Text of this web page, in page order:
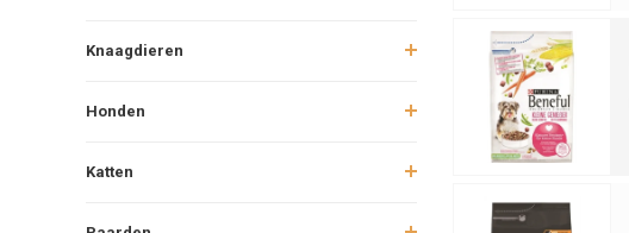
Knaagdieren
Honden
Katten